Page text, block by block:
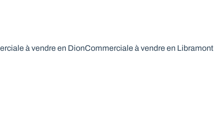
à vendre en DionCommerciale à vendre en Libramont